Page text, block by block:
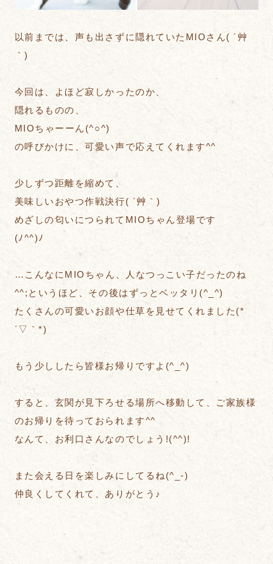
以前までは、声も出さずに隠れていたMIOさん( ´艸
｀)
今回は、よほど寂しかったのか、
隠れるものの、
MIOちゃーーん(^○^)
の呼びかけに、可愛い声で応えてくれます^^
少しずつ距離を縮めて、
美味しいおやつ作戦決行( ´艸｀)
めざしの匂いにつられてMIOちゃん登場です
(ﾉ^^)ﾉ
…こんなにMIOちゃん、人なつっこい子だったのね
^^;というほど、その後はずっとベッタリ(^_^)
たくさんの可愛いお顔や仕草を見せてくれました(*
´▽｀*)
もう少ししたら皆様お帰りですよ(^_^)
すると、玄関が見下ろせる場所へ移動して、ご家族様
のお帰りを待っておられます^^
なんて、お利口さんなのでしょう!(^^)!
また会える日を楽しみにしてるね(^_-)
仲良くしてくれて、ありがとう♪